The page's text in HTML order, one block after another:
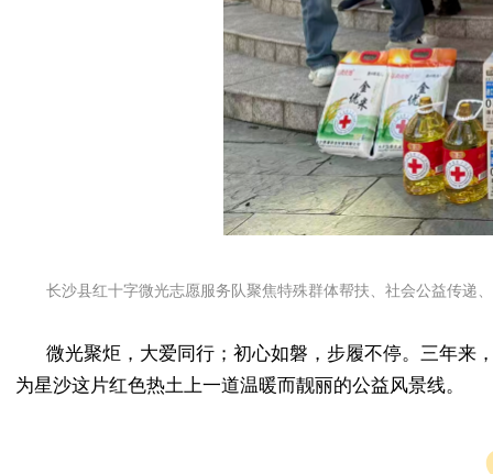
长沙县红十字微光志愿服务队聚焦特殊群体帮扶、社会公益传递
微光聚炬，大爱同行；初心如磐，步履不停。三年来
为星沙这片红色热土上一道温暖而靓丽的公益风景线。